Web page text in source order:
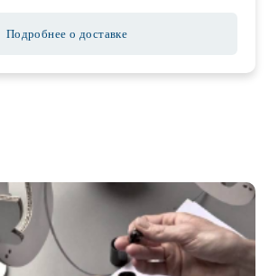
Подробнее о доставке